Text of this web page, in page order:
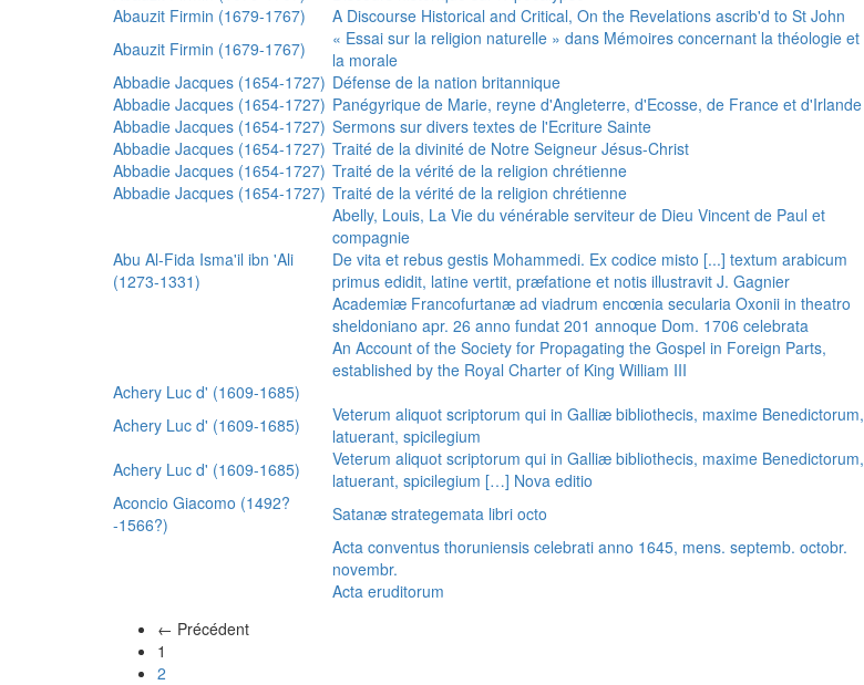
Abauzit Firmin (1679-1767)
A Discourse Historical and Critical, On the Revelations ascrib'd to St John
Abauzit Firmin (1679-1767)
« Essai sur la religion naturelle » dans Mémoires concernant la théologie et
la morale
Abbadie Jacques (1654-1727) Défense de la nation britannique
Abbadie Jacques (1654-1727) Panégyrique de Marie, reyne d'Angleterre, d'Ecosse, de France et d'Irlande
Abbadie Jacques (1654-1727) Sermons sur divers textes de l'Ecriture Sainte
Abbadie Jacques (1654-1727) Traité de la divinité de Notre Seigneur Jésus-Christ
Abbadie Jacques (1654-1727) Traité de la vérité de la religion chrétienne
Abbadie Jacques (1654-1727) Traité de la vérité de la religion chrétienne
Abelly, Louis, La Vie du vénérable serviteur de Dieu Vincent de Paul et
compagnie
Abu Al-Fida Isma'il ibn 'Ali
(1273-1331)
De vita et rebus gestis Mohammedi. Ex codice misto [...] textum arabicum
primus edidit, latine vertit, præfatione et notis illustravit J. Gagnier
Academiæ Francofurtanæ ad viadrum encœnia secularia Oxonii in theatro
sheldoniano apr. 26 anno fundat 201 annoque Dom. 1706 celebrata
An Account of the Society for Propagating the Gospel in Foreign Parts,
established by the Royal Charter of King William III
Achery Luc d' (1609-1685)
Achery Luc d' (1609-1685)
Veterum aliquot scriptorum qui in Galliæ bibliothecis, maxime Benedictorum,
latuerant, spicilegium
Achery Luc d' (1609-1685)
Veterum aliquot scriptorum qui in Galliæ bibliothecis, maxime Benedictorum,
latuerant, spicilegium […] Nova editio
Aconcio Giacomo (1492?
-1566?)
Satanæ strategemata libri octo
Acta conventus thoruniensis celebrati anno 1645, mens. septemb. octobr.
novembr.
Acta eruditorum
← Précédent
1
2